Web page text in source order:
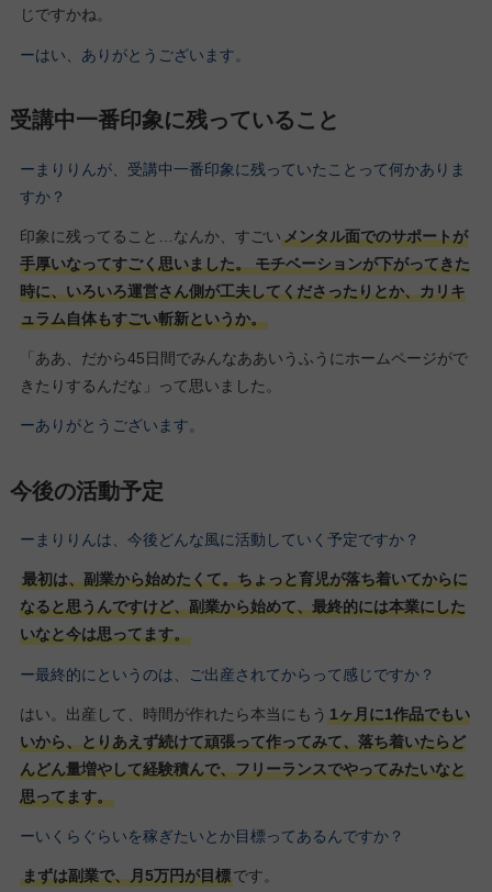
じですかね。
ーはい、ありがとうございます。
受講中一番印象に残っていること
ーまりりんが、受講中一番印象に残っていたことって何かありま
すか？
印象に残ってること…なんか、すごいメンタル面でのサポートが
手厚いなってすごく思いました。 モチベーションが下がってきた
時に、いろいろ運営さん側が工夫してくださったりとか、カリキ
ュラム自体もすごい斬新というか。
「ああ、だから45日間でみんなああいうふうにホームページがで
きたりするんだな」って思いました。
ーありがとうございます。
今後の活動予定
ーまりりんは、今後どんな風に活動していく予定ですか？
最初は、副業から始めたくて。ちょっと育児が落ち着いてからに
なると思うんですけど、副業から始めて、最終的には本業にした
いなと今は思ってます。
ー最終的にというのは、ご出産されてからって感じですか？
はい。出産して、時間が作れたら本当にもう 1ヶ月に1作品でもい
いから、とりあえず続けて頑張って作ってみて、落ち着いたらど
んどん量増やして経験積んで、フリーランスでやってみたいなと
思ってます。
ーいくらぐらいを稼ぎたいとか目標ってあるんですか？
まずは副業で、月5万円が目標です。